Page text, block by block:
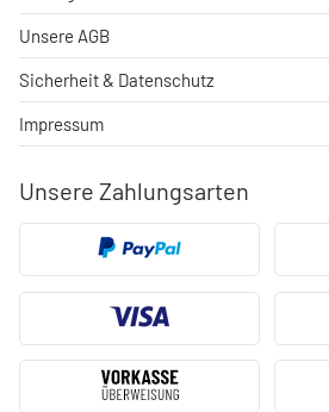
Unsere Zahlungsarten
Unsere AGB
Sicherheit & Datenschutz
Impressum